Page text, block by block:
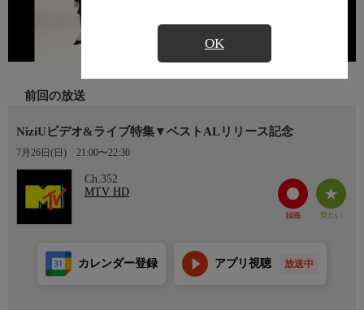
OK
前回の放送
NiziUビデオ&ライブ特集▼ベストALリリース記念
7月26日(日) 21:00〜22:30
Ch.352
MTV HD
カレンダー登録 アプリ視聴 放送中